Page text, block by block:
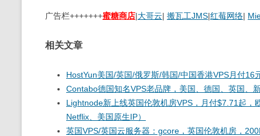
广告栏+++++++蜜糖商店|大哥云| 搬瓦工JMS|红莓网络|
相关文章
HostYun美国/英国/俄罗斯/韩国/中国香港VPS月付16
Contabo德国知名VPS老品牌，美国、德国、英国、
Lightnode新上线英国伦敦机房VPS，月付$7.71起，
Netflix、美国原生IP）
英国VPS/英国云服务器：gcore，英国伦敦机房，